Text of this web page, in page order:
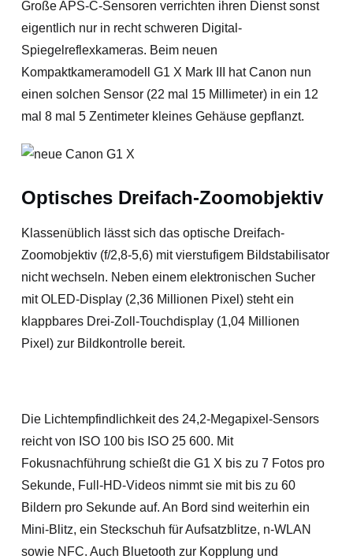
Große APS-C-Sensoren verrichten ihren Dienst sonst
eigentlich nur in recht schweren Digital-
Spiegelreflexkameras. Beim neuen
Kompaktkameramodell G1 X Mark III hat Canon nun
einen solchen Sensor (22 mal 15 Millimeter) in ein 12
mal 8 mal 5 Zentimeter kleines Gehäuse gepflanzt.
Optisches Dreifach-Zoomobjektiv
Klassenüblich lässt sich das optische Dreifach-
Zoomobjektiv (f/2,8-5,6) mit vierstufigem Bildstabilisator
nicht wechseln. Neben einem elektronischen Sucher
mit OLED-Display (2,36 Millionen Pixel) steht ein
klappbares Drei-Zoll-Touchdisplay (1,04 Millionen
Pixel) zur Bildkontrolle bereit.
Die Lichtempfindlichkeit des 24,2-Megapixel-Sensors
reicht von ISO 100 bis ISO 25 600. Mit
Fokusnachführung schießt die G1 X bis zu 7 Fotos pro
Sekunde, Full-HD-Videos nimmt sie mit bis zu 60
Bildern pro Sekunde auf. An Bord sind weiterhin ein
Mini-Blitz, ein Steckschuh für Aufsatzblitze, n-WLAN
sowie NFC. Auch Bluetooth zur Kopplung und